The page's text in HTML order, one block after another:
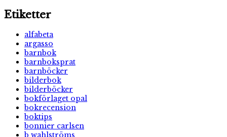
Etiketter
alfabeta
argasso
barnbok
barnboksprat
barnböcker
bilderbok
bilderböcker
bokförlaget opal
bokrecension
boktips
bonnier carlsen
b wahlströms